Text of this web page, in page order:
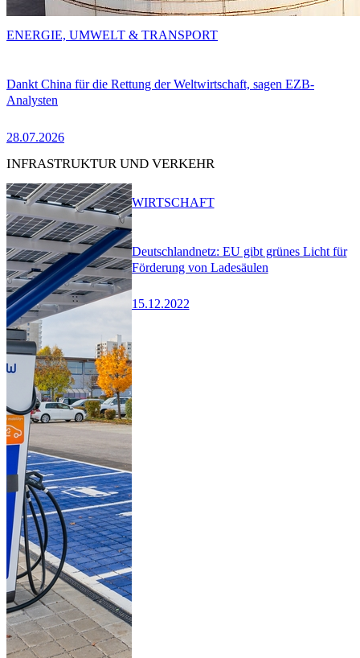
Dankt China für die Rettung der Weltwirtschaft, sagen EZB-
Analysten
28.07.2026
ENERGIE, UMWELT & TRANSPORT
INFRASTRUKTUR UND VERKEHR
Deutschlandnetz: EU gibt grünes Licht für
Förderung von Ladesäulen
15.12.2022
WIRTSCHAFT